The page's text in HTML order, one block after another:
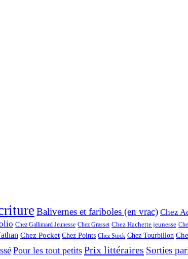
Balivernes et fariboles (en vrac) Chez
Chez Gallimard Jeunesse Chez Grasset Chez Hachette jeunesse
Chez Pocket Chez Points Chez Stock Chez Tourbillon
Pour les tout petits Prix littéraires Sorties